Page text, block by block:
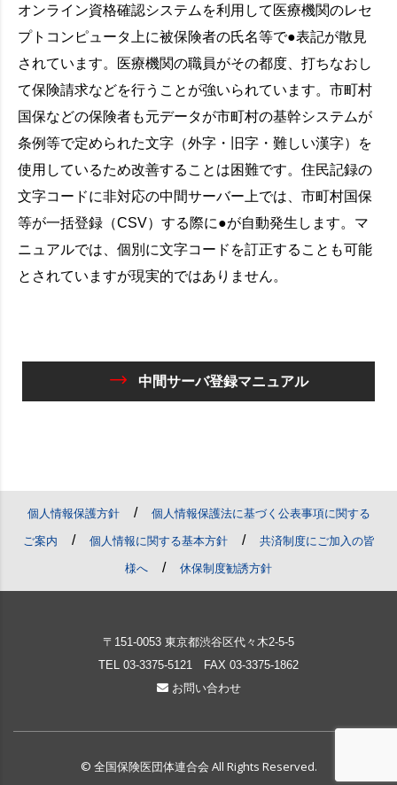
オンライン資格確認システムを利用して医療機関のレセ
プトコンピュータ上に被保険者の氏名等で●表記が散見
されています。医療機関の職員がその都度、打ちなおし
て保険請求などを行うことが強いられています。市町村
国保などの保険者も元データが市町村の基幹システムが
条例等で定められた文字（外字・旧字・難しい漢字）を
使用しているため改善することは困難です。住民記録の
文字コードに非対応の中間サーバー上では、市町村国保
等が一括登録（CSV）する際に●が自動発生します。マ
ニュアルでは、個別に文字コードを訂正することも可能
とされていますが現実的ではありません。
中間サーバ登録マニュアル
個人情報保護方針/ 個人情報保護法に基づく公表事項に関する
ご案内 / 個人情報に関する基本方針/ 共済制度にご加入の皆
様へ / 休保制度勧誘方針
〒151-0053 東京都渋谷区代々木2-5-5
TEL 03-3375-5121 FAX 03-3375-1862
お問い合わせ
© 全国保険医団体連合会 All Rights Reserved.